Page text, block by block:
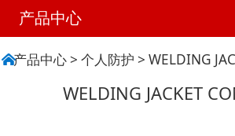
产品中心
WELDING
COMFORT
产品中心>个人防护 >WELDING
WELDING JACKET